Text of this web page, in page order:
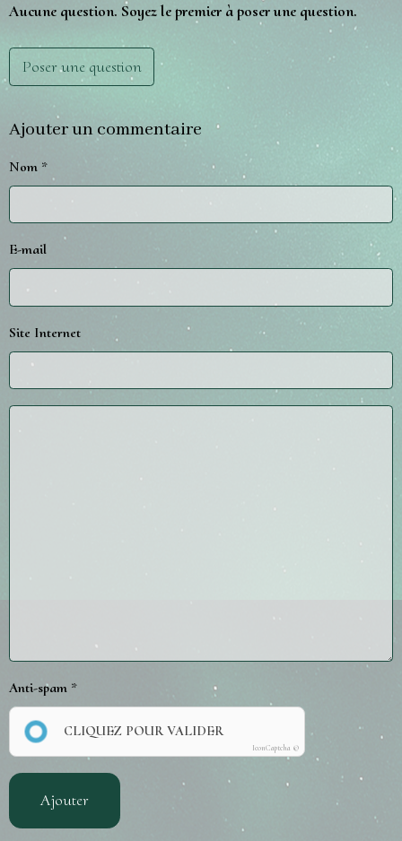
Aucune question. Soyez le premier à poser une question.
Poser une question
Ajouter un commentaire
Nom
E-mail
Site Internet
Anti-spam
CLIQUEZ POUR VALIDER
IconCaptcha ©
Ajouter